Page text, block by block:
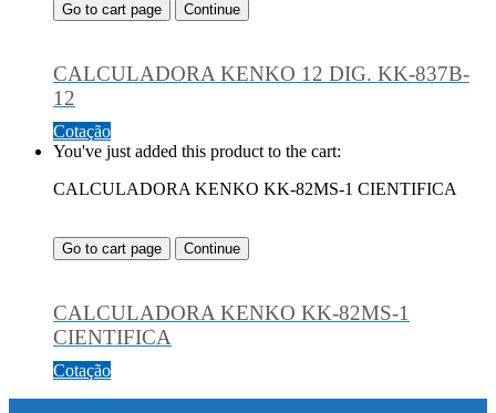
Go to cart page Continue
CALCULADORA KENKO 12 DIG. KK-837B-
12
Cotação
You've just added this product to the cart:
CALCULADORA KENKO KK-82MS-1 CIENTIFICA
Go to cart page Continue
CALCULADORA KENKO KK-82MS-1
CIENTIFICA
Cotação